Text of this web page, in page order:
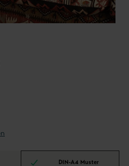
DIN-A4 Muster